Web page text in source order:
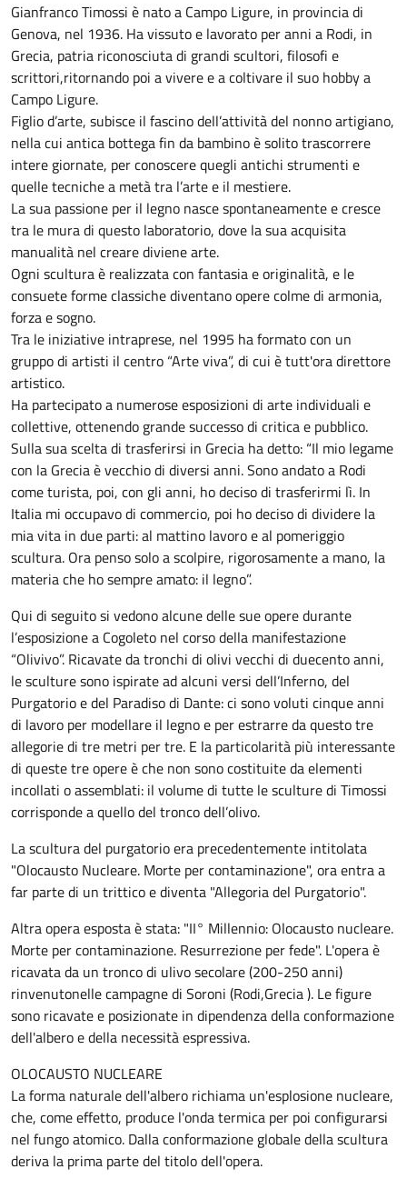
Gianfranco Timossi è nato a Campo Ligure, in provincia di
Genova, nel 1936. Ha vissuto e lavorato per anni a Rodi, in
Grecia, patria riconosciuta di grandi scultori, filosofi e
scrittori,ritornando poi a vivere e a coltivare il suo hobby a
Campo Ligure.
Figlio d’arte, subisce il fascino dell’attività del nonno artigiano,
nella cui antica bottega fin da bambino è solito trascorrere
intere giornate, per conoscere quegli antichi strumenti e
quelle tecniche a metà tra l’arte e il mestiere.
La sua passione per il legno nasce spontaneamente e cresce
tra le mura di questo laboratorio, dove la sua acquisita
manualità nel creare diviene arte.
Ogni scultura è realizzata con fantasia e originalità, e le
consuete forme classiche diventano opere colme di armonia,
forza e sogno.
Tra le iniziative intraprese, nel 1995 ha formato con un
gruppo di artisti il centro “Arte viva”, di cui è tutt'ora direttore
artistico.
Ha partecipato a numerose esposizioni di arte individuali e
collettive, ottenendo grande successo di critica e pubblico.
Sulla sua scelta di trasferirsi in Grecia ha detto: “Il mio legame
con la Grecia è vecchio di diversi anni. Sono andato a Rodi
come turista, poi, con gli anni, ho deciso di trasferirmi lì. In
Italia mi occupavo di commercio, poi ho deciso di dividere la
mia vita in due parti: al mattino lavoro e al pomeriggio
scultura. Ora penso solo a scolpire, rigorosamente a mano, la
materia che ho sempre amato: il legno”.
Qui di seguito si vedono alcune delle sue opere durante
l’esposizione a Cogoleto nel corso della manifestazione
“Olivivo”. Ricavate da tronchi di olivi vecchi di duecento anni,
le sculture sono ispirate ad alcuni versi dell’Inferno, del
Purgatorio e del Paradiso di Dante: ci sono voluti cinque anni
di lavoro per modellare il legno e per estrarre da questo tre
allegorie di tre metri per tre. E la particolarità più interessante
di queste tre opere è che non sono costituite da elementi
incollati o assemblati: il volume di tutte le sculture di Timossi
corrisponde a quello del tronco dell’olivo.
La scultura del purgatorio era precedentemente intitolata
"Olocausto Nucleare. Morte per contaminazione", ora entra a
far parte di un trittico e diventa "Allegoria del Purgatorio".
Altra opera esposta è stata: "II° Millennio: Olocausto nucleare.
Morte per contaminazione. Resurrezione per fede". L'opera è
ricavata da un tronco di ulivo secolare (200-250 anni)
rinvenutonelle campagne di Soroni (Rodi,Grecia ). Le figure
sono ricavate e posizionate in dipendenza della conformazione
dell'albero e della necessità espressiva.
OLOCAUSTO NUCLEARE
La forma naturale dell'albero richiama un'esplosione nucleare,
che, come effetto, produce l'onda termica per poi configurarsi
nel fungo atomico. Dalla conformazione globale della scultura
deriva la prima parte del titolo dell'opera.